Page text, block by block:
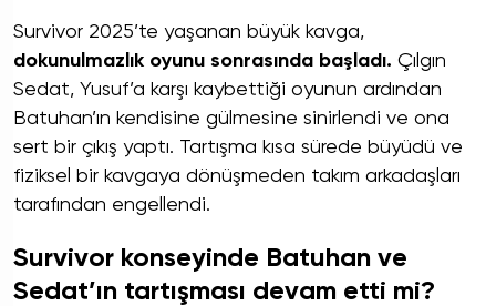
Survivor 2025’te yaşanan büyük kavga,
dokunulmazlık oyunu sonrasında başladı. Çılgın
Sedat, Yusuf’a karşı kaybettiği oyunun ardından
Batuhan’ın kendisine gülmesine sinirlendi ve ona
sert bir çıkış yaptı. Tartışma kısa sürede büyüdü ve
fiziksel bir kavgaya dönüşmeden takım arkadaşları
tarafından engellendi.
Survivor konseyinde Batuhan ve
Sedat’ın tartışması devam etti mi?